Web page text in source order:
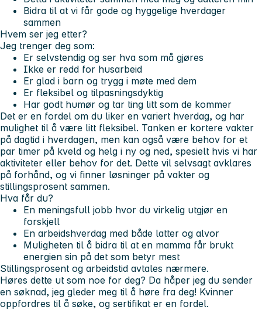
Bidra til at vi får gode og hyggelige hverdager
sammen
Hvem ser jeg etter?
Jeg trenger deg som:
Er selvstendig og ser hva som må gjøres
Ikke er redd for husarbeid
Er glad i barn og trygg i møte med dem
Er fleksibel og tilpasningsdyktig
Har godt humør og tar ting litt som de kommer
Det er en fordel om du liker en variert hverdag, og har
mulighet til å være litt fleksibel. Tanken er kortere vakter
på dagtid i hverdagen, men kan også være behov for et
par timer på kveld og helg i ny og ned, spesielt hvis vi har
aktiviteter eller behov for det. Dette vil selvsagt avklares
på forhånd, og vi finner løsninger på vakter og
stillingsprosent sammen.
Hva får du?
En meningsfull jobb hvor du virkelig utgjør en
forskjell
En arbeidshverdag med både latter og alvor
Muligheten til å bidra til at en mamma får brukt
energien sin på det som betyr mest
Stillingsprosent og arbeidstid avtales nærmere.
Høres dette ut som noe for deg? Da håper jeg du sender
en søknad, jeg gleder meg til å høre fra deg! Kvinner
oppfordres til å søke, og sertifikat er en fordel.